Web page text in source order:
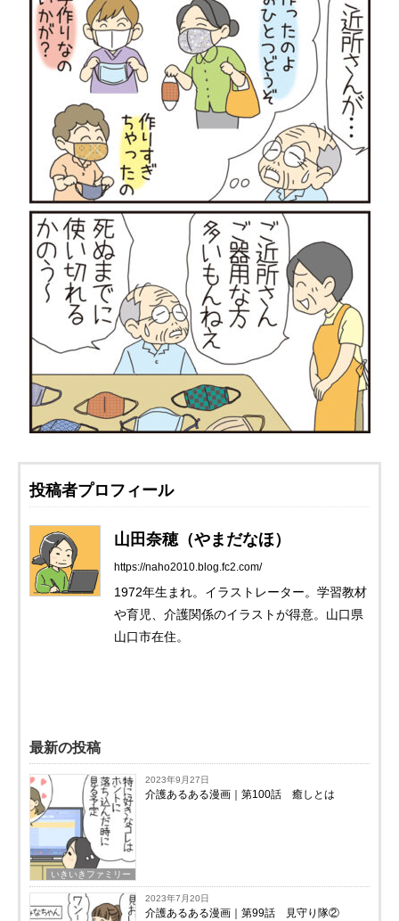
投稿者プロフィール
山田奈穂（やまだなほ）
https://naho2010.blog.fc2.com/
1972年生まれ。イラストレーター。学習教材
や育児、介護関係のイラストが得意。山口県
山口市在住。
最新の投稿
いきいきファミリー
2023年9月27日
介護あるある漫画｜第100話 癒しとは
2023年7月20日
介護あるある漫画｜第99話 見守り隊②